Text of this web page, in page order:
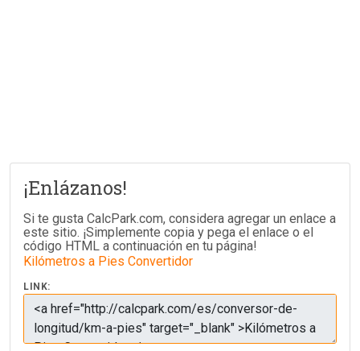
¡Enlázanos!
Si te gusta CalcPark.com, considera agregar un enlace a
este sitio. ¡Simplemente copia y pega el enlace o el
código HTML a continuación en tu página!
Kilómetros a Pies Convertidor
LINK: